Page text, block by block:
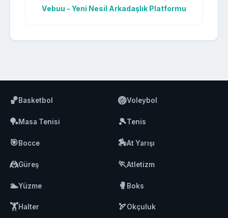
Vebuu - Yeni Nesil Arkadaşlık Platformu
🏀Basketbol 🏐Voleybol
🏓Masa Tenisi 🎾Tenis
🎯Bocce 🏇At Yarışı
🤼Güreş 🏃Atletizm
🏊Yüzme 🥊 Boks
🏋️Halter 🏹Okçuluk